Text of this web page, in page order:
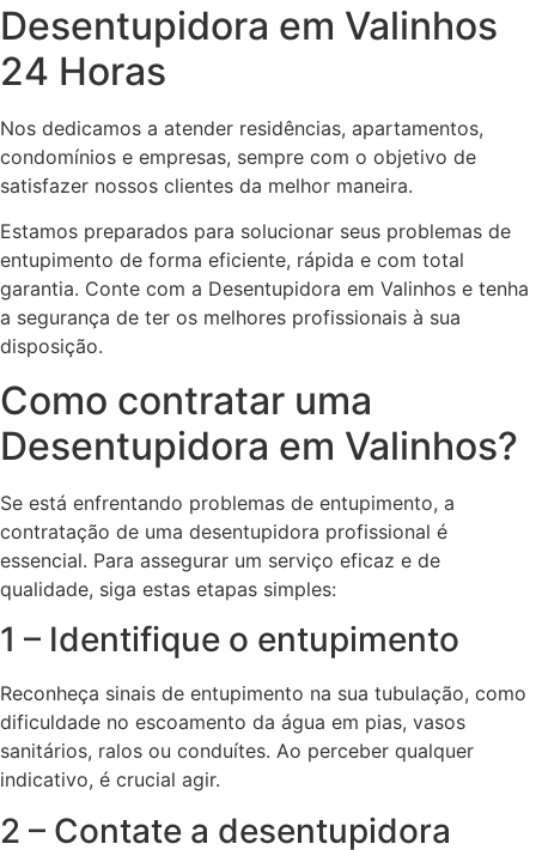
Desentupidora em Valinhos
24 Horas
Nos dedicamos a atender residências, apartamentos,
condomínios e empresas, sempre com o objetivo de
satisfazer nossos clientes da melhor maneira.
Estamos preparados para solucionar seus problemas de
entupimento de forma eficiente, rápida e com total
garantia. Conte com a Desentupidora em Valinhos e tenha
a segurança de ter os melhores profissionais à sua
disposição.
Como contratar uma
Desentupidora em Valinhos?
Se está enfrentando problemas de entupimento, a
contratação de uma desentupidora profissional é
essencial. Para assegurar um serviço eficaz e de
qualidade, siga estas etapas simples:
1 – Identifique o entupimento
Reconheça sinais de entupimento na sua tubulação, como
dificuldade no escoamento da água em pias, vasos
sanitários, ralos ou conduítes. Ao perceber qualquer
indicativo, é crucial agir.
2 – Contate a desentupidora